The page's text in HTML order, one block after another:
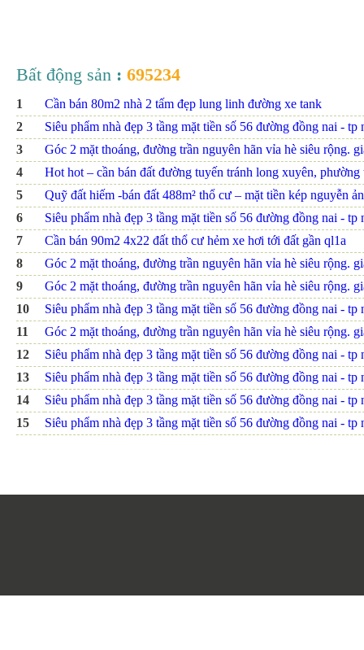
Bất động sản : 695234
1
Cần bán 80m2 nhà 2 tấm đẹp lung linh đường xe tank
2
Siêu phẩm nhà đẹp 3 tầng mặt tiền số 56 đường đồng nai - tp
3
Góc 2 mặt thoáng, đường trần nguyên hãn vỉa hè siêu rộng.
4
Hot hot – cần bán đất đường tuyến tránh long xuyên, phường
5
Quỹ đất hiếm -bán đất 488m² thổ cư – mặt tiền kép nguyễn
6
Siêu phẩm nhà đẹp 3 tầng mặt tiền số 56 đường đồng nai - tp
7
Cần bán 90m2 4x22 đất thổ cư hẻm xe hơi tới đất gần ql1a
8
Góc 2 mặt thoáng, đường trần nguyên hãn vỉa hè siêu rộng.
9
Góc 2 mặt thoáng, đường trần nguyên hãn vỉa hè siêu rộng.
10
Siêu phẩm nhà đẹp 3 tầng mặt tiền số 56 đường đồng nai - tp
11
Góc 2 mặt thoáng, đường trần nguyên hãn vỉa hè siêu rộng.
12
Siêu phẩm nhà đẹp 3 tầng mặt tiền số 56 đường đồng nai - tp
13
Siêu phẩm nhà đẹp 3 tầng mặt tiền số 56 đường đồng nai - tp
14
Siêu phẩm nhà đẹp 3 tầng mặt tiền số 56 đường đồng nai - tp
15
Siêu phẩm nhà đẹp 3 tầng mặt tiền số 56 đường đồng nai - tp